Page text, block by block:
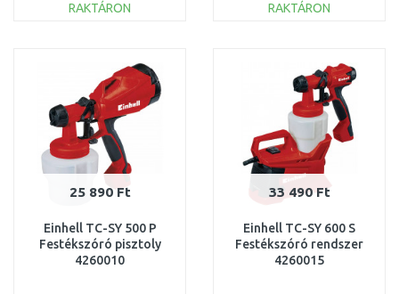
RAKTÁRON
Összehasonlítás
RAKTÁRON
Összehasonlítás
25 890 Ft
Einhell TC-SY 500 P
Festékszóró pisztoly
4260010
33 490 Ft
Einhell TC-SY 600 S
Festékszóró rendszer
4260015